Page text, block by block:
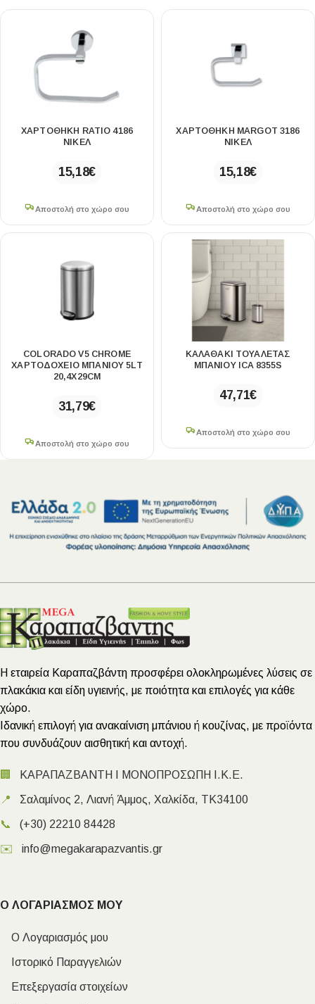
ΧΑΡΤΟΘΗΚΗ RATIO 4186
ΝΙΚΕΛ
15,18€
Αποστολή στο χώρο σου
ΧΑΡΤΟΘΗΚΗ MARGOT 3186
ΝΙΚΕΛ
15,18€
Αποστολή στο χώρο σου
COLORADO V5 CHROME
ΧΑΡΤΟΔΟΧΕΙΟ ΜΠΑΝΙΟΥ 5LT
20,4Χ29CM
31,79€
Αποστολή στο χώρο σου
ΚΑΛΑΘΆΚΙ ΤΟΥΑΛΈΤΑΣ
ΜΠΆΝΙΟΥ ICA 8355S
47,71€
Αποστολή στο χώρο σου
Η εταιρεία Καραπαζβάντη προσφέρει ολοκληρωμένες λύσεις σε
πλακάκια και είδη υγιεινής, με ποιότητα και επιλογές για κάθε
χώρο.
Ιδανική επιλογή για ανακαίνιση μπάνιου ή κουζίνας, με προϊόντα
που συνδυάζουν αισθητική και αντοχή.
🏢 ΚΑΡΑΠΑΖΒΑΝΤΗ Ι ΜΟΝΟΠΡΟΣΩΠΗ Ι.Κ.Ε.
📍 Σαλαμίνος 2, Λιανή Άμμος, Χαλκίδα, ΤΚ34100
📞 (+30) 22210 84428
✉️ info@megakarapazvantis.gr
Ο ΛΟΓΑΡΙΑΣΜΟΣ ΜΟΥ
Ο Λογαριασμός μου
Ιστορικό Παραγγελιών
Επεξεργασία στοιχείων